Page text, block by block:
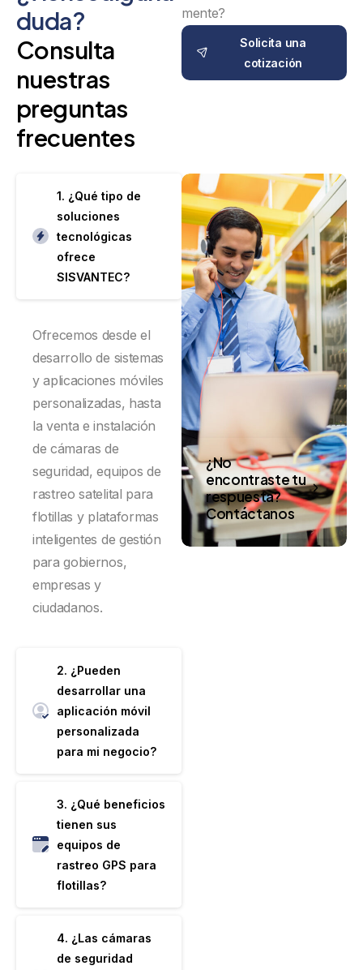
duda?
Consulta
nuestras
preguntas
frecuentes
mente?
Solicita una
cotización
1. ¿Qué tipo de
soluciones
tecnológicas
ofrece
SISVANTEC?
Ofrecemos desde el
desarrollo de sistemas
y aplicaciones móviles
personalizadas, hasta
la venta e instalación
de cámaras de
seguridad, equipos de
rastreo satelital para
flotillas y plataformas
inteligentes de gestión
para gobiernos,
empresas y
ciudadanos.
2. ¿Pueden
desarrollar una
aplicación móvil
personalizada
para mi negocio?
3. ¿Qué beneficios
tienen sus
equipos de
rastreo GPS para
flotillas?
4. ¿Las cámaras
de seguridad
¿No
encontraste tu
respuesta?
Contáctanos